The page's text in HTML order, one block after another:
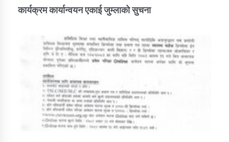
कार्यक्रम कार्यान्वयन एकाई जुम्लाको सुचना